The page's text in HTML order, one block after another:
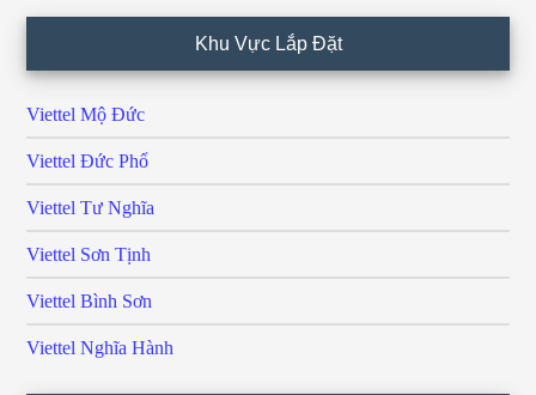
Khu Vực Lắp Đặt
Viettel Mộ Đức
Viettel Đức Phổ
Viettel Tư Nghĩa
Viettel Sơn Tịnh
Viettel Bình Sơn
Viettel Nghĩa Hành